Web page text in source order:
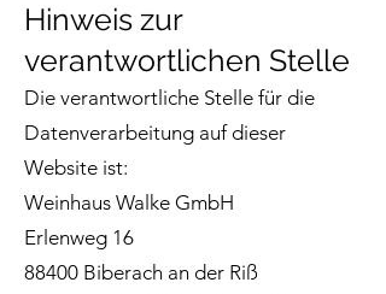
Hinweis zur
verantwortlichen Stelle
Die verantwortliche Stelle für die
Datenverarbeitung auf dieser
Website ist:
Weinhaus Walke GmbH
Erlenweg 16
88400 Biberach an der Riß